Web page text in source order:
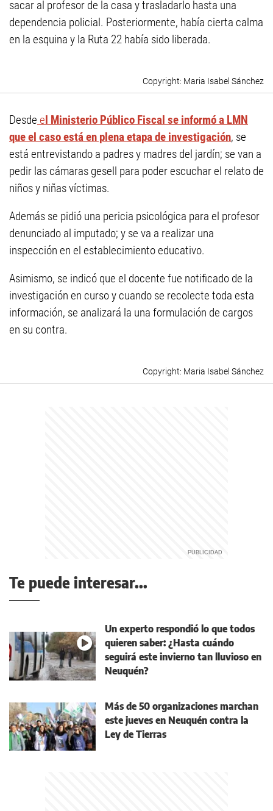
sacar al profesor de la casa y trasladarlo hasta una
dependencia policial. Posteriormente, había cierta calma
en la esquina y la Ruta 22 había sido liberada.
Maria Isabel Sánchez
Desde el Ministerio Público Fiscal se informó a LMN
que el caso está en plena etapa de investigación, se
está entrevistando a padres y madres del jardín; se van a
pedir las cámaras gesell para poder escuchar el relato de
niños y niñas víctimas.
Además se pidió una pericia psicológica para el profesor
denunciado al imputado; y se va a realizar una
inspección en el establecimiento educativo.
Asimismo, se indicó que el docente fue notificado de la
investigación en curso y cuando se recolecte toda esta
información, se analizará la una formulación de cargos
en su contra.
Maria Isabel Sánchez
Te puede interesar...
Un experto respondió lo que todos
quieren saber: ¿Hasta cuándo
seguirá este invierno tan lluvioso en
Neuquén?
Más de 50 organizaciones marchan
este jueves en Neuquén contra la
Ley de Tierras